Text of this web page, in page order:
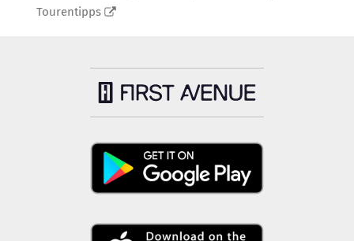
Tourentipps